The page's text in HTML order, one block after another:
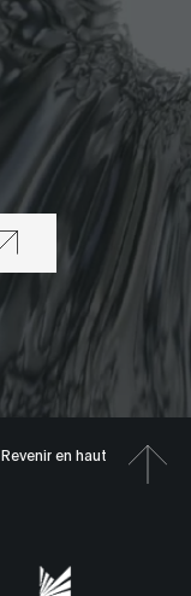
Revenir en haut